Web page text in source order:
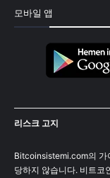
모바일 앱
리스크 고지
Bitcoinsistemi.com의 가
당하지 않습니다. 비트코